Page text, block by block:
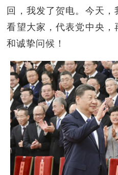
回，我发了贺电。今天
看望大家，代表党中央
和诚挚问候！